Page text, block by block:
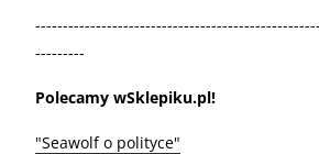
---------
Polecamy wSklepiku.pl!
"Seawolf o polityce"